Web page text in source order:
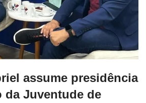
assume presidência
da Juventude de